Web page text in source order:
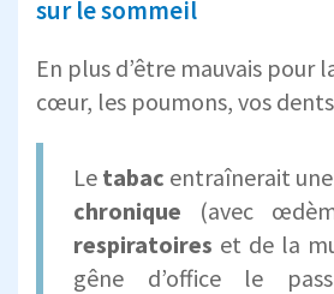
sur le sommeil
En plus d’être mauvais pour
cœur, les poumons, vos
Le tabac entraînerait une
chronique (avec
respiratoires et de la
gêne d’office le